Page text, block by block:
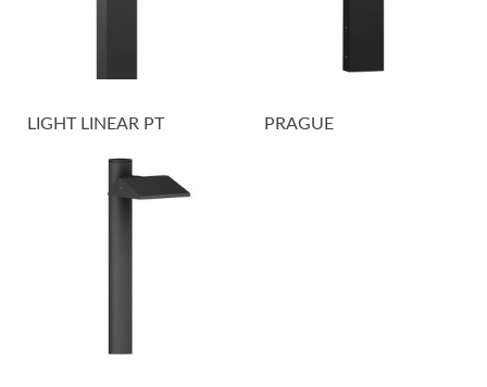
LIGHT LINEAR PT PRAGUE